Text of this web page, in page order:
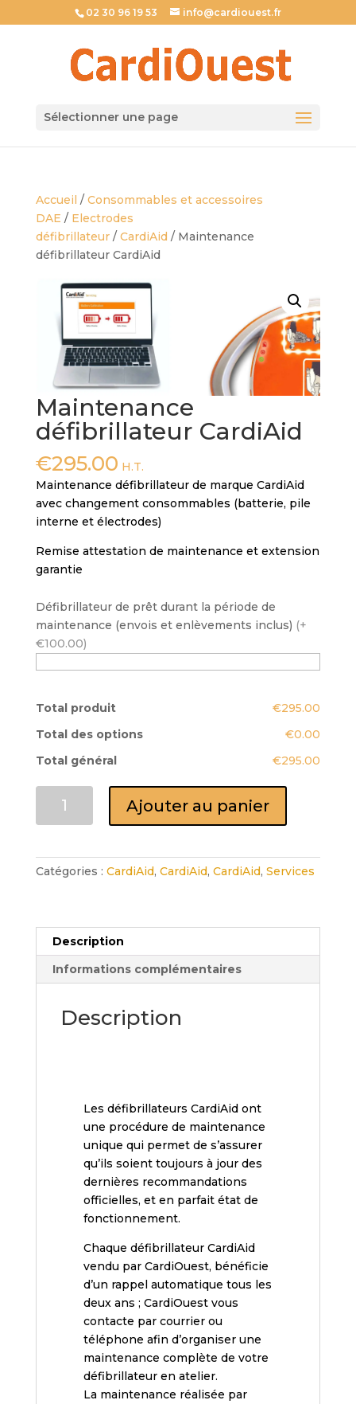
02 30 96 19 53 info@cardiouest.fr
Sélectionner une page
Accueil / Consommables et accessoires
DAE / Electrodes
défibrillateur/ CardiAid / Maintenance
défibrillateur CardiAid
Maintenance
défibrillateur CardiAid
€295.00 H.T.
Maintenance défibrillateur de marque CardiAid
avec changement consommables (batterie, pile
interne et électrodes)
Remise attestation de maintenance et extension
garantie
Défibrillateur de prêt durant la période de
maintenance (envois et enlèvements inclus) (+
€100.00)
Total produit
€295.00
Total des options
€0.00
Total général
€295.00
Maintenance
CardiAid
Ajouter au panier
Catégories : CardiAid, CardiAid, CardiAid, Services
Description
Informations complémentaires
Description
Les défibrillateurs CardiAid ont
une procédure de maintenance
unique qui permet de s’assurer
qu’ils soient toujours à jour des
dernières recommandations
officielles, et en parfait état de
fonctionnement.
Chaque défibrillateur CardiAid
vendu par CardiOuest, bénéficie
d’un rappel automatique tous les
deux ans ; CardiOuest vous
contacte par courrier ou
téléphone afin d’organiser une
maintenance complète de votre
défibrillateur en atelier.
La maintenance réalisée par